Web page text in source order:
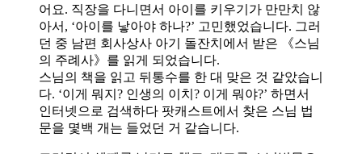
어요. 직장을 다니면서 아이를 키우기가 만만치 않
아서, ‘아이를 낳아야 하나?’ 고민했었습니다. 그러
던 중 남편 회사상사 아기 돌잔치에서 받은 《스님
의 주례사》를 읽게 되었습니다.
스님의 책을 읽고 뒤통수를 한 대 맞은 것 같았습니
다. ‘이게 뭐지? 인생의 이치? 이게 뭐야?’ 하면서
인터넷으로 검색하다 팟캐스트에서 찾은 스님 법
문을 몇백 개는 들었던 거 같습니다.